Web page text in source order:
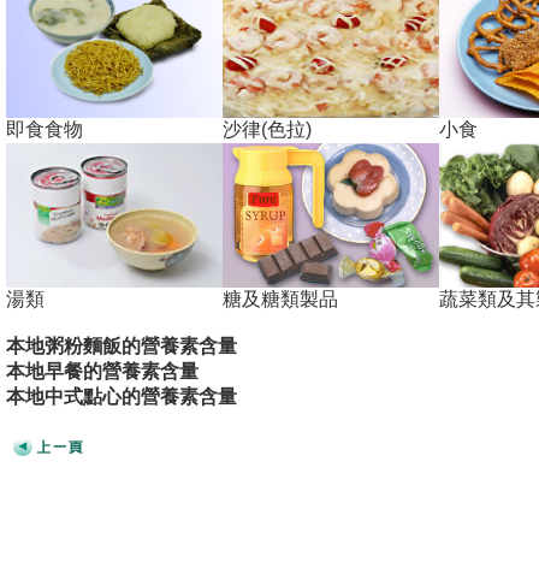
即食食物 沙律(色拉) 小食
湯類 糖及糖類製品 蔬菜類及
本地粥粉麵飯的營養素含量
本地早餐的營養素含量
本地中式點心的營養素含量